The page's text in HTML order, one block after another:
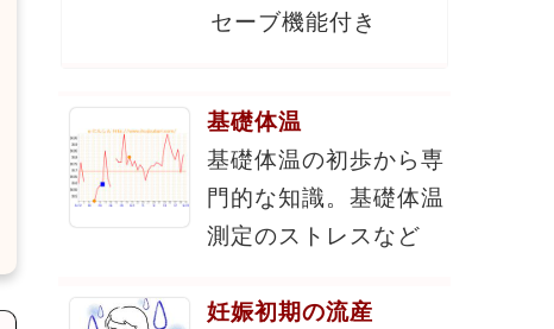
セーブ機能付き
基礎体温
基礎体温の初歩から専
門的な知識。基礎体温
測定のストレスなど
妊娠初期の流産